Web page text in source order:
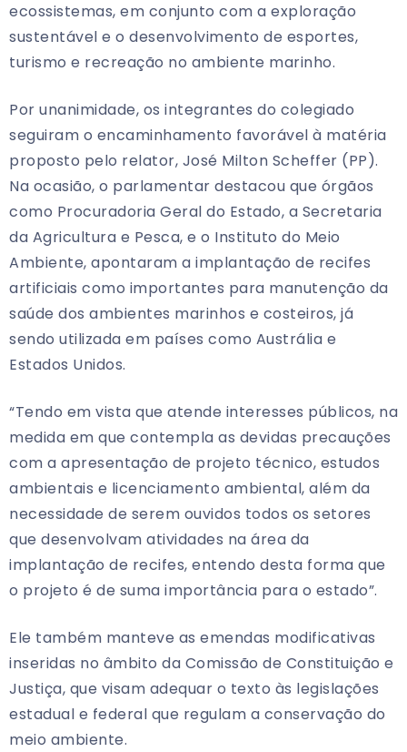
ecossistemas, em conjunto com a exploração
sustentável e o desenvolvimento de esportes,
turismo e recreação no ambiente marinho.
Por unanimidade, os integrantes do colegiado
seguiram o encaminhamento favorável à matéria
proposto pelo relator, José Milton Scheffer (PP).
Na ocasião, o parlamentar destacou que órgãos
como Procuradoria Geral do Estado, a Secretaria
da Agricultura e Pesca, e o Instituto do Meio
Ambiente, apontaram a implantação de recifes
artificiais como importantes para manutenção da
saúde dos ambientes marinhos e costeiros, já
sendo utilizada em países como Austrália e
Estados Unidos.
“Tendo em vista que atende interesses públicos, na
medida em que contempla as devidas precauções
com a apresentação de projeto técnico, estudos
ambientais e licenciamento ambiental, além da
necessidade de serem ouvidos todos os setores
que desenvolvam atividades na área da
implantação de recifes, entendo desta forma que
o projeto é de suma importância para o estado”.
Ele também manteve as emendas modificativas
inseridas no âmbito da Comissão de Constituição e
Justiça, que visam adequar o texto às legislações
estadual e federal que regulam a conservação do
meio ambiente.